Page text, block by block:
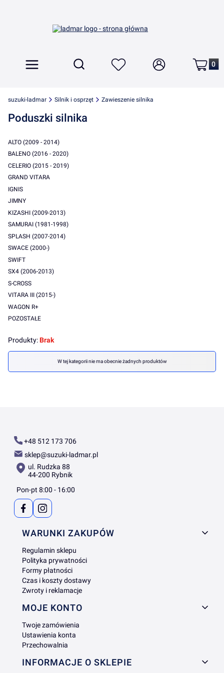
Menu Otwórz wyszukiwarkę
Szukaj Ulubione Zaloguj się Koszyk
suzuki-ladmar Silnik i osprzęt Zawieszenie silnika
Poduszki silnika
ALTO (2009 - 2014)
BALENO (2016 - 2020)
CELERIO (2015 - 2019)
GRAND VITARA
IGNIS
JIMNY
KIZASHI (2009-2013)
SAMURAI (1981-1998)
SPLASH (2007-2014)
SWACE (2000-)
SWIFT
SX4 (2006-2013)
S-CROSS
VITARA III (2015-)
WAGON R+
POZOSTAŁE
Produkty:Brak
Lista produktówW tej kategorii nie ma obecnie żadnych produktów
+48 512 173 706
sklep@suzuki-ladmar.pl
ul. Rudzka 88
44-200 Rybnik
Pon-pt 8:00 - 16:00
Linki w stopce
WARUNKI ZAKUPÓW
Regulamin sklepu
Polityka prywatności
Formy płatności
Czas i koszty dostawy
Zwroty i reklamacje
MOJE KONTO
Twoje zamówienia
Ustawienia konta
Przechowalnia
INFORMACJE O SKLEPIE